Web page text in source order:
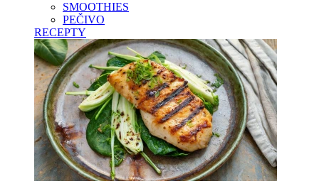
SMOOTHIES
PEČIVO
RECEPTY